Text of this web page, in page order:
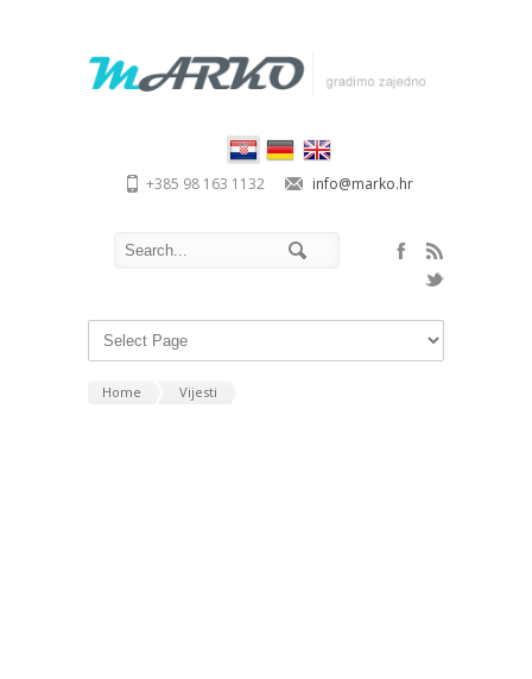
+385 98 163 1132 info@marko.hr
Home Vijesti